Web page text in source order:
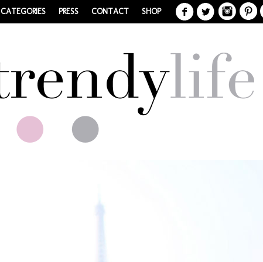
CATEGORIES PRESS CONTACT SHOP